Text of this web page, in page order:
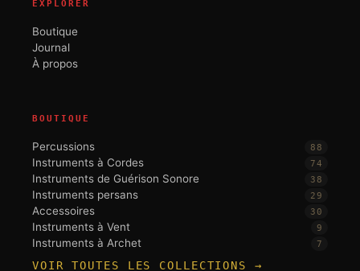
EXPLORER
Boutique
Journal
À propos
BOUTIQUE
Percussions 88
Instruments à Cordes 74
Instruments de Guérison Sonore 38
Instruments persans 29
Accessoires 30
Instruments à Vent 9
Instruments à Archet 7
VOIR TOUTES LES COLLECTIONS →